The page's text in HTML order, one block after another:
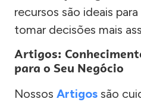
recursos são ideais
tomar decisões mais
Artigos:
para o Seu Negócio
Nossos Artigos são